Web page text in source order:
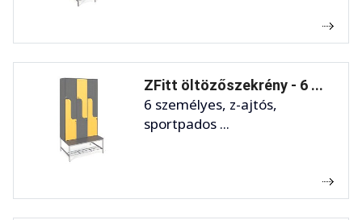
ZFitt öltözőszekrény - 6 ...
6 személyes, z-ajtós,
sportpados ...